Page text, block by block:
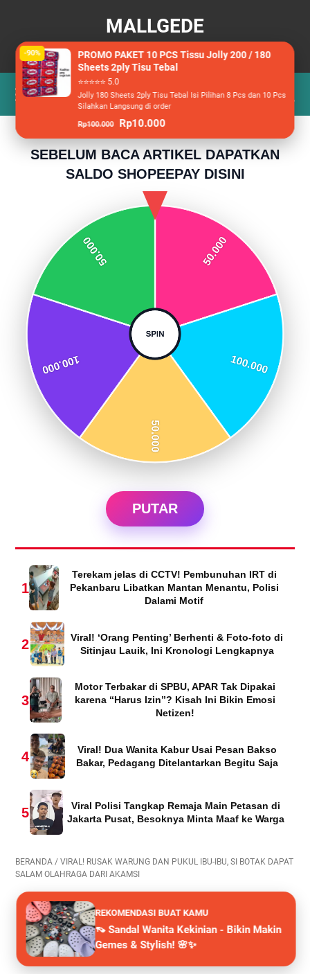
MALLGEDE
Berita, Wisata dan Racun Belanja
SEBELUM BACA ARTIKEL DAPATKAN
SALDO SHOPEEPAY DISINI
PUTAR
1
Terekam jelas di CCTV! Pembunuhan IRT di
Pekanbaru Libatkan Mantan Menantu, Polisi
Dalami Motif
2
Viral! ‘Orang Penting’ Berhenti & Foto-foto di
Sitinjau Lauik, Ini Kronologi Lengkapnya
3
Motor Terbakar di SPBU, APAR Tak Dipakai
karena “Harus Izin”? Kisah Ini Bikin Emosi
Netizen!
4
Viral! Dua Wanita Kabur Usai Pesan Bakso
Bakar, Pedagang Ditelantarkan Begitu Saja
5
Viral Polisi Tangkap Remaja Main Petasan di
Jakarta Pusat, Besoknya Minta Maaf ke Warga
BERANDA / VIRAL! RUSAK WARUNG DAN PUKUL IBU-IBU, SI BOTAK DAPAT
SALAM OLAHRAGA DARI AKAMSI
REKOMENDASI BUAT KAMU
👡 Sandal Wanita Kekinian - Bikin Makin
Gemes & Stylish! 🌸✨
-90%
PROMO PAKET 10 PCS Tissu Jolly 200 / 180
Sheets 2ply Tisu Tebal
⭐⭐⭐⭐⭐ 5.0
Jolly 180 Sheets 2ply Tisu Tebal Isi Pilihan 8 Pcs dan 10 Pcs
Silahkan Langsung di order
Rp100.000
Rp10.000